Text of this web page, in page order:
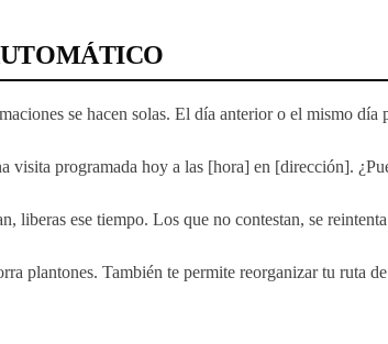
se hacen solas. El día anterior o el mismo
programada hoy a las [hora] en [dirección].
liberas ese tiempo. Los que no contestan, se
plantones. También te permite reorganizar tu ruta